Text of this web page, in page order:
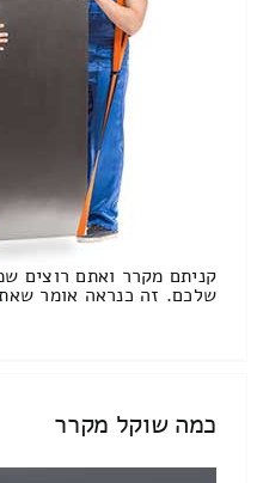
קניתם מקרר ואתם רוצים
שלכם. זה כנראה אומר
כמה שוקל מקרר